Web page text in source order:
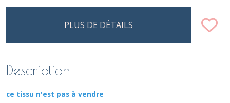
PLUS DE DÉTAILS
Description
ce tissu n'est pas à vendre